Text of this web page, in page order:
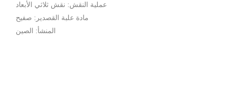
عملية النقش: نقش ثلاثي الأبعاد
مادة علبة القصدير: صفيح
المنشأ: الصين